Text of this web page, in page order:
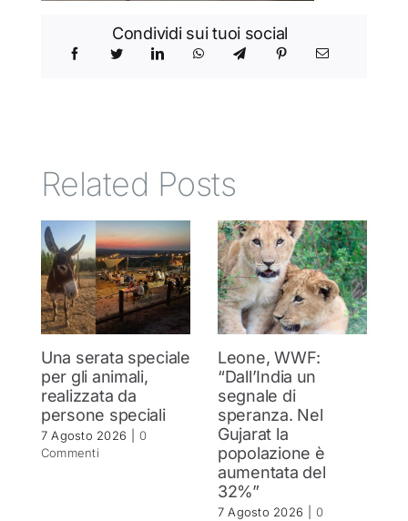
Condividi sui tuoi social
Related Posts
Una serata speciale
per gli animali,
realizzata da
persone speciali
7 Agosto 2026
0
Commenti
Leone, WWF:
“Dall’India un
segnale di
speranza. Nel
Gujarat la
popolazione è
aumentata del
32%”
7 Agosto 2026
0